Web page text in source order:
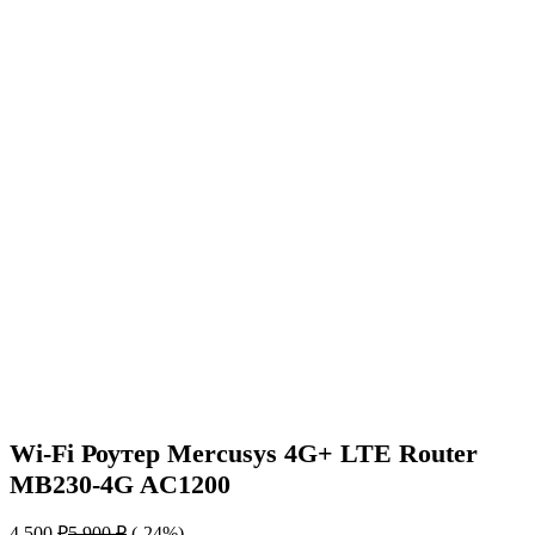
Wi-Fi Роутер Mercusys 4G+ LTE Router
MB230-4G AC1200